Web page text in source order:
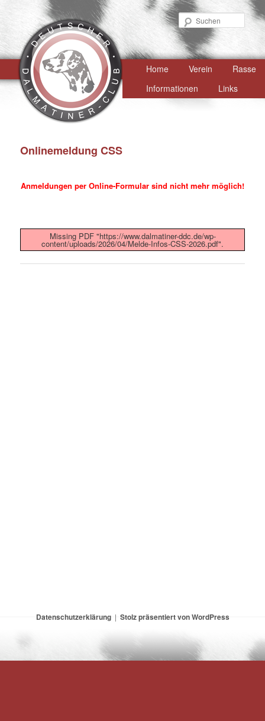
Hauptmenü
Zum
primären
Home Verein
Rasse
Informationen
Links
Onlinemeldung CSS
Anmeldungen per Online-Formular sind nicht mehr möglich!
Missing PDF "https://www.dalmatiner-ddc.de/wp-
content/uploads/2026/04/Melde-Infos-CSS-2026.pdf".
Datenschutzerklärung Stolz präsentiert von WordPress